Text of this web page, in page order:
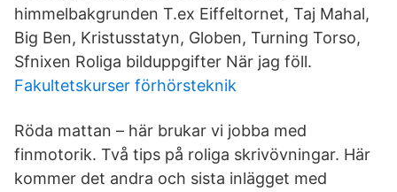
himmelbakgrunden T.ex Eiffeltornet, Taj Mahal,
Big Ben, Kristusstatyn, Globen, Turning Torso,
Sfnixen Roliga bilduppgifter När jag föll.
Fakultetskurser förhörsteknik
Röda mattan – här brukar vi jobba med
finmotorik. Två tips på roliga skrivövningar. Här
kommer det andra och sista inlägget med